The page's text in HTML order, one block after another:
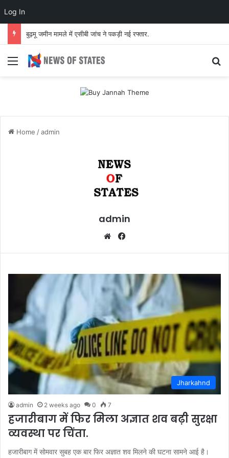
Log In
देवघर भूमि मामले में ट्रस्ट के पक्ष आया फैसला.
Menu
Home /admin
admin
We
ok
Jharkahnd
admin 2 weeks ago 0 7
हजारीबाग में फिर मिला अज्ञात शव बढ़ी सुरक्षा
व्यवस्था पर चिंता.
हजारीबाग में सोमवार सुबह एक बार फिर अज्ञात शव मिलने की घटना सामने आई है।